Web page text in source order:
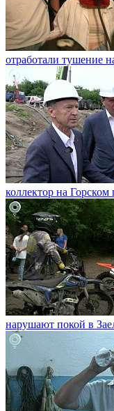
отработали тушение
коллектор на
нарушают покой в